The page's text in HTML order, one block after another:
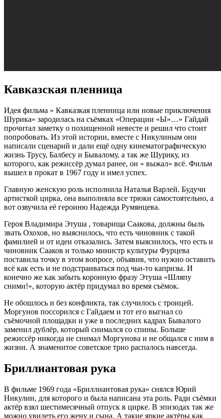
Кавказская пленница
Идея фильма » Кавказкая пленница или новые приключения
Шурика» зародилась на съёмках «Операции «Ы»…» Гайдай
прочитал заметку о похищенной невесте и решил что стоит
попробовать. Из этой истории, вместе с Никулиным они
написали сценарий и дали ещё одну кинематографическую
жизнь Трусу, Балбесу и Бывалому, а так же Шурику, из
которого, как режиссёр думал ранее, он » выжал» всё. Фильм
вышел в прокат в 1967 году и имел успех.
Главную женскую роль исполнила Наталья Варлей. Будучи
артисткой цирка, она выполняла все трюки самостоятельно, а
вот озвучила её героиню Надежда Румянцева.
Героя Владимира Этуша , товарища Саакова, должны быль
звать Охохов, но выяснилось, что есть чиновник с такой
фамилией и от идеи отказались. Затем выяснилось, что есть и
чиновник Сааков и только министр культуры Фурцева
поставила точку в этом вопросе, объявив, что нужно оставить
всё как есть и не подстраиваться под чьи-то капризы. И
конечно же как забыть коронную фразу Этуша «Шляпу
сними!», которую актёр придумал во время съёмок.
Не обошлось и без конфликта, так случилось с троицей.
Моргунов поссорился с Гайдаем и тот его выгнал со
съёмочной площадки и уже в последних кадрах Бывалого
заменил дублёр, который снимался со спины. Больше
режиссёр никогда не снимал Моргунова и не общался с ним в
жизни. А знаменитое советское трио распалось навсегда.
Бриллиантовая рука
В фильме 1969 года «Бриллиантовая рука» снялся Юрий
Никулин, для которого и была написана эта роль. Ради съёмки
актёр взял шестимесячный отпуск в цирке. В эпизодах так же
можно увидеть его жену и сына. А такие яркие актёры как